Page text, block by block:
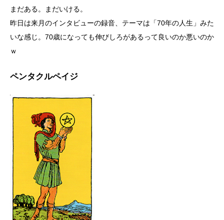
まだある。まだいける。
昨日は来月のインタビューの録音、テーマは「70年の人生」みた
いな感じ。70歳になっても伸びしろがあるって良いのか悪いのか
ｗ
ペンタクルペイジ